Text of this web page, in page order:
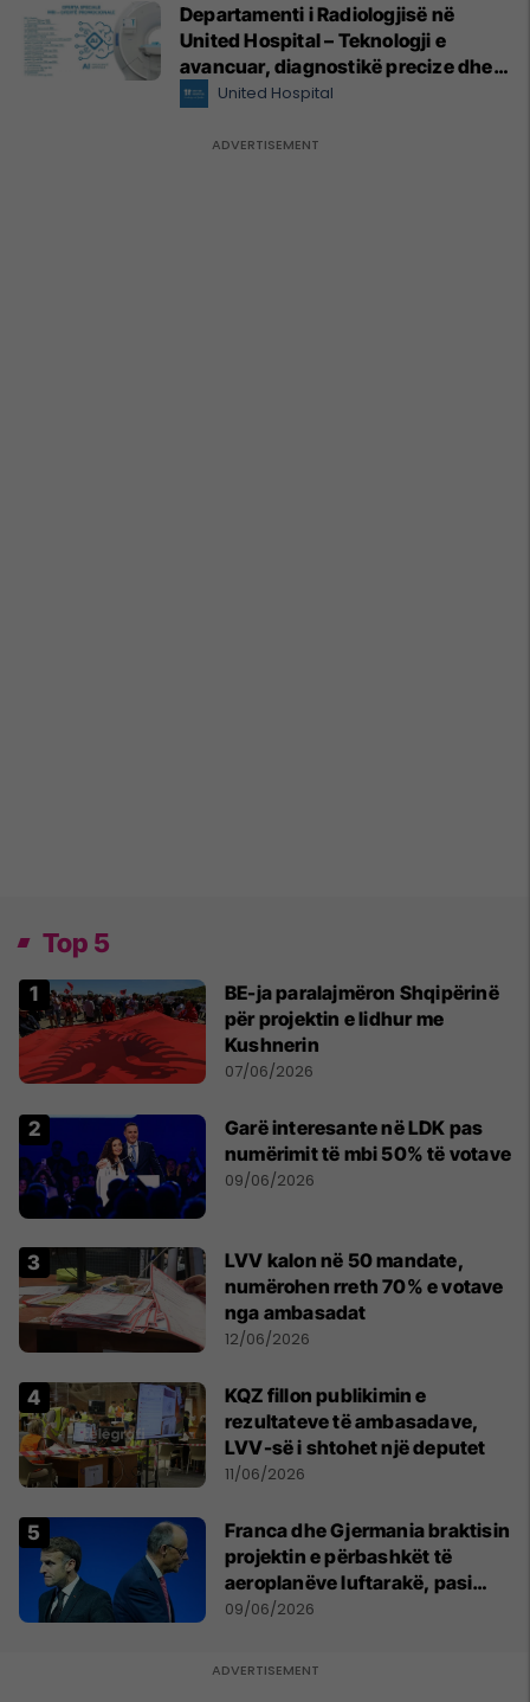
Departamenti i Radiologjisë në
United Hospital – Teknologji e
avancuar, diagnostikë precize dhe
kujdes profesional
United Hospital
Top 5
BE-ja paralajmëron Shqipërinë
për projektin e lidhur me
Kushnerin
07/06/2026
Garë interesante në LDK pas
numërimit të mbi 50% të votave
09/06/2026
LVV kalon në 50 mandate,
numërohen rreth 70% e votave
nga ambasadat
12/06/2026
KQZ fillon publikimin e
rezultateve të ambasadave,
LVV-së i shtohet një deputet
11/06/2026
Franca dhe Gjermania braktisin
projektin e përbashkët të
aeroplanëve luftarakë, pasi
kompanitë nuk arrijnë
09/06/2026